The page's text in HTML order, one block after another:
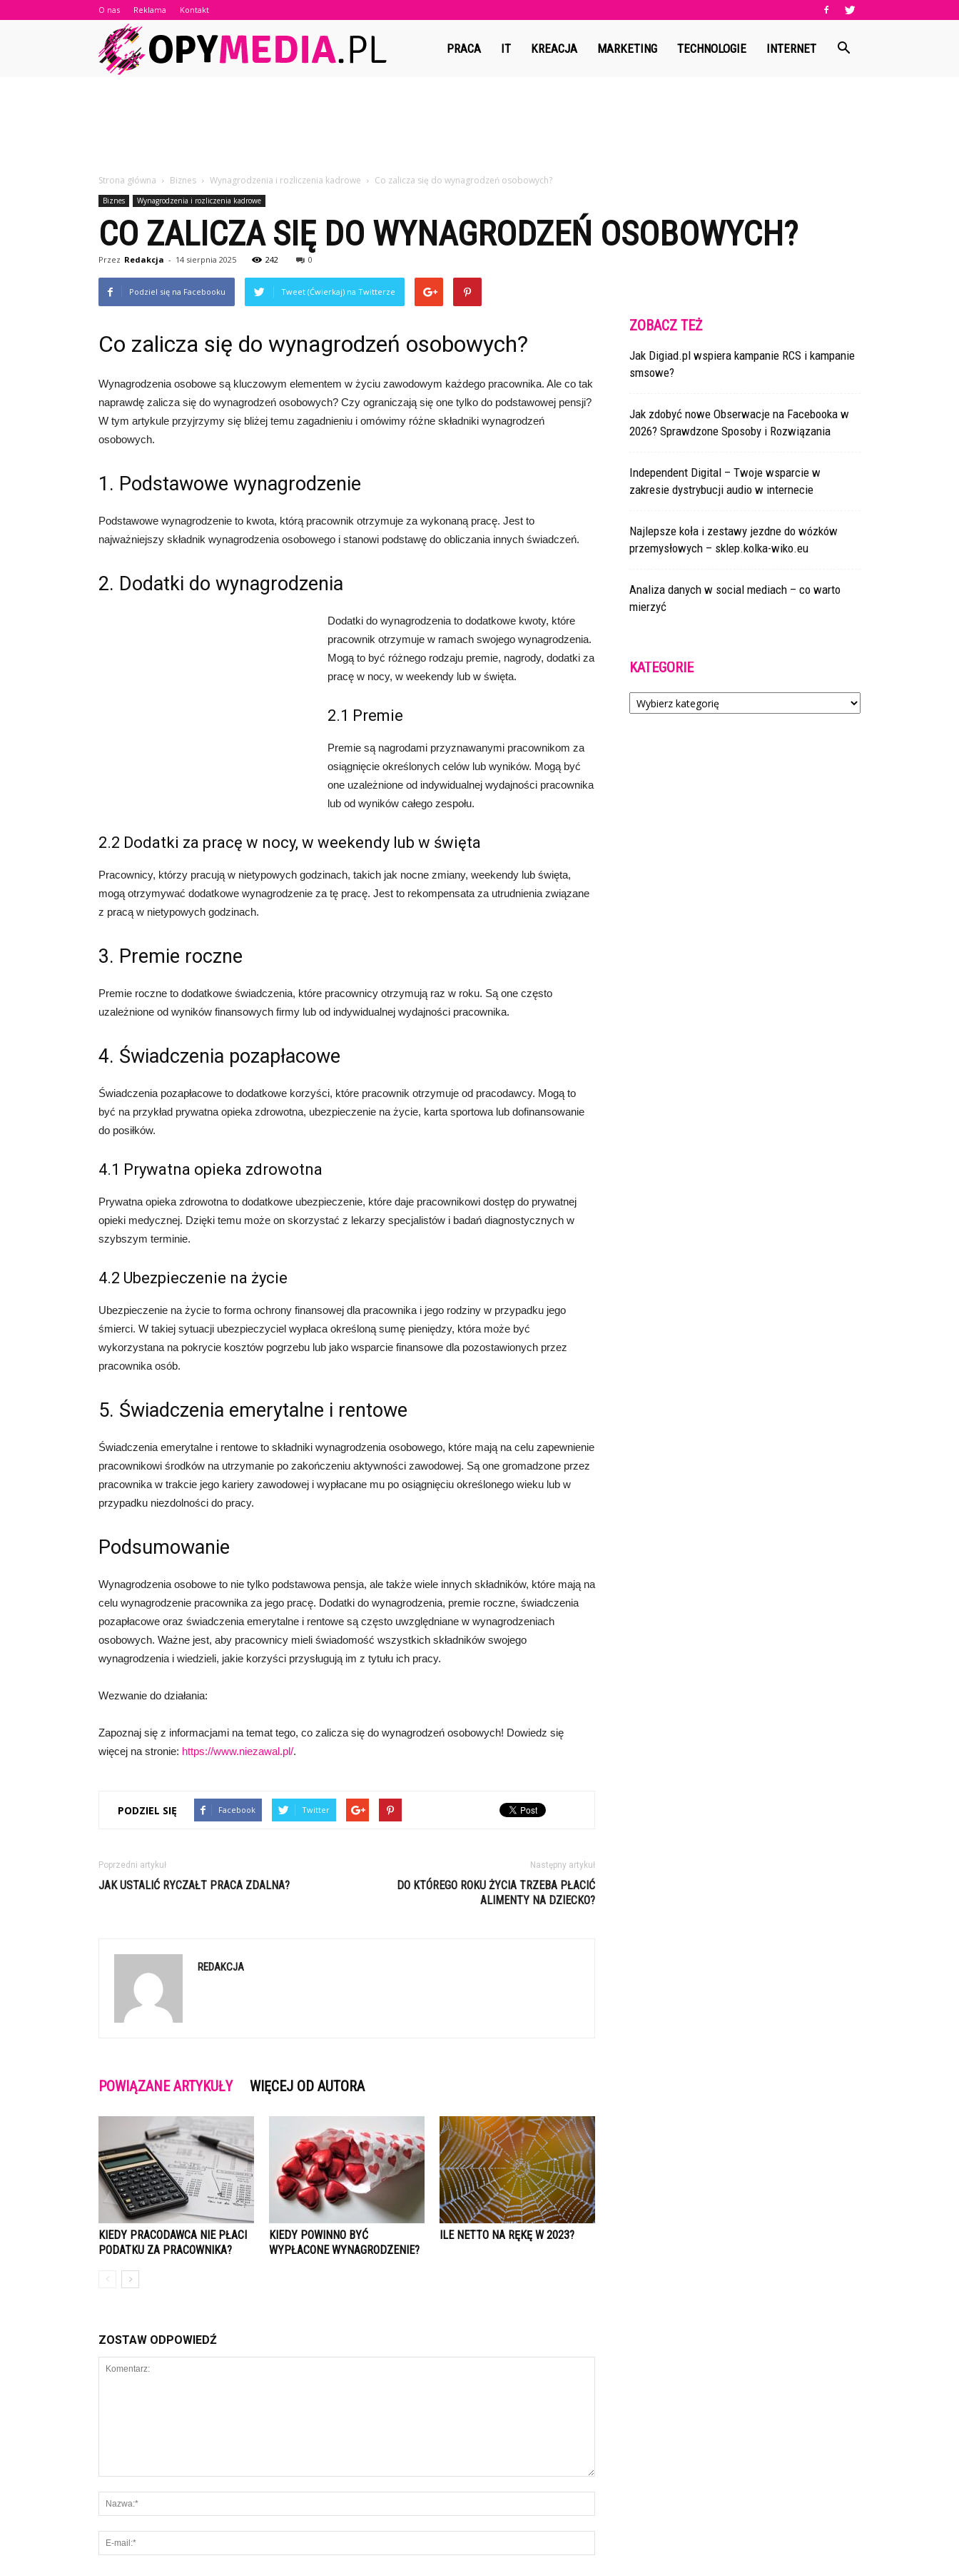
O nas Reklama Kontakt
Copymedia.plPRACA IT KREACJA MARKETING TECHNOLOGIE INTERNET
Strona główna Biznes Wynagrodzenia i rozliczenia kadrowe Co zalicza się do wynagrodzeń osobowych?
Biznes Wynagrodzenia i rozliczenia kadrowe
CO ZALICZA SIĘ DO WYNAGRODZEŃ OSOBOWYCH?
Przez Redakcja - 14 sierpnia 2025 242 0
Podziel się na Facebooku Tweet (Ćwierkaj) na Twitterze
Co zalicza się do wynagrodzeń osobowych?
Wynagrodzenia osobowe są kluczowym elementem w życiu zawodowym każdego pracownika. Ale co tak
naprawdę zalicza się do wynagrodzeń osobowych? Czy ograniczają się one tylko do podstawowej pensji?
W tym artykule przyjrzymy się bliżej temu zagadnieniu i omówimy różne składniki wynagrodzeń
osobowych.
1. Podstawowe wynagrodzenie
Podstawowe wynagrodzenie to kwota, którą pracownik otrzymuje za wykonaną pracę. Jest to
najważniejszy składnik wynagrodzenia osobowego i stanowi podstawę do obliczania innych świadczeń.
2. Dodatki do wynagrodzenia
Dodatki do wynagrodzenia to dodatkowe kwoty, które
pracownik otrzymuje w ramach swojego wynagrodzenia.
Mogą to być różnego rodzaju premie, nagrody, dodatki za
pracę w nocy, w weekendy lub w święta.
2.1 Premie
Premie są nagrodami przyznawanymi pracownikom za
osiągnięcie określonych celów lub wyników. Mogą być
one uzależnione od indywidualnej wydajności pracownika
lub od wyników całego zespołu.
2.2 Dodatki za pracę w nocy, w weekendy lub w święta
Pracownicy, którzy pracują w nietypowych godzinach, takich jak nocne zmiany, weekendy lub święta,
mogą otrzymywać dodatkowe wynagrodzenie za tę pracę. Jest to rekompensata za utrudnienia związane
z pracą w nietypowych godzinach.
3. Premie roczne
Premie roczne to dodatkowe świadczenia, które pracownicy otrzymują raz w roku. Są one często
uzależnione od wyników finansowych firmy lub od indywidualnej wydajności pracownika.
4. Świadczenia pozapłacowe
Świadczenia pozapłacowe to dodatkowe korzyści, które pracownik otrzymuje od pracodawcy. Mogą to
być na przykład prywatna opieka zdrowotna, ubezpieczenie na życie, karta sportowa lub dofinansowanie
do posiłków.
4.1 Prywatna opieka zdrowotna
Prywatna opieka zdrowotna to dodatkowe ubezpieczenie, które daje pracownikowi dostęp do prywatnej
opieki medycznej. Dzięki temu może on skorzystać z lekarzy specjalistów i badań diagnostycznych w
szybszym terminie.
4.2 Ubezpieczenie na życie
Ubezpieczenie na życie to forma ochrony finansowej dla pracownika i jego rodziny w przypadku jego
śmierci. W takiej sytuacji ubezpieczyciel wypłaca określoną sumę pieniędzy, która może być
wykorzystana na pokrycie kosztów pogrzebu lub jako wsparcie finansowe dla pozostawionych przez
pracownika osób.
5. Świadczenia emerytalne i rentowe
Świadczenia emerytalne i rentowe to składniki wynagrodzenia osobowego, które mają na celu zapewnienie
pracownikowi środków na utrzymanie po zakończeniu aktywności zawodowej. Są one gromadzone przez
pracownika w trakcie jego kariery zawodowej i wypłacane mu po osiągnięciu określonego wieku lub w
przypadku niezdolności do pracy.
Podsumowanie
Wynagrodzenia osobowe to nie tylko podstawowa pensja, ale także wiele innych składników, które mają na
celu wynagrodzenie pracownika za jego pracę. Dodatki do wynagrodzenia, premie roczne, świadczenia
pozapłacowe oraz świadczenia emerytalne i rentowe są często uwzględniane w wynagrodzeniach
osobowych. Ważne jest, aby pracownicy mieli świadomość wszystkich składników swojego
wynagrodzenia i wiedzieli, jakie korzyści przysługują im z tytułu ich pracy.
Wezwanie do działania:
Zapoznaj się z informacjami na temat tego, co zalicza się do wynagrodzeń osobowych! Dowiedz się
więcej na stronie: https://www.niezawal.pl/.
PODZIEL SIĘ Facebook Twitter
Poprzedni artykuł
JAK USTALIĆ RYCZAŁT PRACA ZDALNA?
Następny artykuł
DO KTÓREGO ROKU ŻYCIA TRZEBA PŁACIĆ
ALIMENTY NA DZIECKO?
REDAKCJA
POWIĄZANE ARTYKUŁY WIĘCEJ OD AUTORA
KIEDY PRACODAWCA NIE PŁACI
PODATKU ZA PRACOWNIKA?
KIEDY POWINNO BYĆ
WYPŁACONE WYNAGRODZENIE?
ILE NETTO NA RĘKĘ W 2023?
ZOSTAW ODPOWIEDŹ
ZOBACZ TEŻ
Jak Digiad.pl wspiera kampanie RCS i kampanie
smsowe?
Jak zdobyć nowe Obserwacje na Facebooka w
2026? Sprawdzone Sposoby i Rozwiązania
Independent Digital – Twoje wsparcie w
zakresie dystrybucji audio w internecie
Najlepsze koła i zestawy jezdne do wózków
przemysłowych – sklep.kolka-wiko.eu
Analiza danych w social mediach – co warto
mierzyć
KATEGORIE
Kategorie